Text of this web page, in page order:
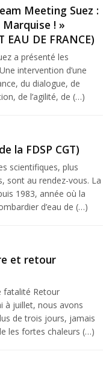
Meeting Suez :
! »
DE FRANCE)
a présenté les
intervention d’une
du dialogue, de
de l’agilité, de (…)
la FDSP CGT)
scientifiques, plus
sont au rendez-vous. La
1983, année où la
d’eau de (…)
et retour
fatalité Retour
à juillet, nous avons
de trois jours, jamais
les fortes chaleurs (…)